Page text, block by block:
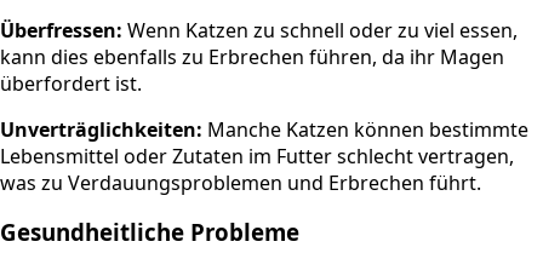
Überfressen: Wenn Katzen zu schnell oder zu viel essen,
kann dies ebenfalls zu Erbrechen führen, da ihr Magen
überfordert ist.
Unverträglichkeiten: Manche Katzen können bestimmte
Lebensmittel oder Zutaten im Futter schlecht vertragen,
was zu Verdauungsproblemen und Erbrechen führt.
Gesundheitliche Probleme